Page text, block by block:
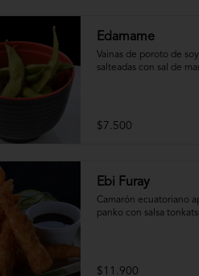
Edamame
Vainas de poroto de
salteadas con sal de
$7.500
Ebi Furay
Camarón ecuatoriano
panko con salsa
$11.900